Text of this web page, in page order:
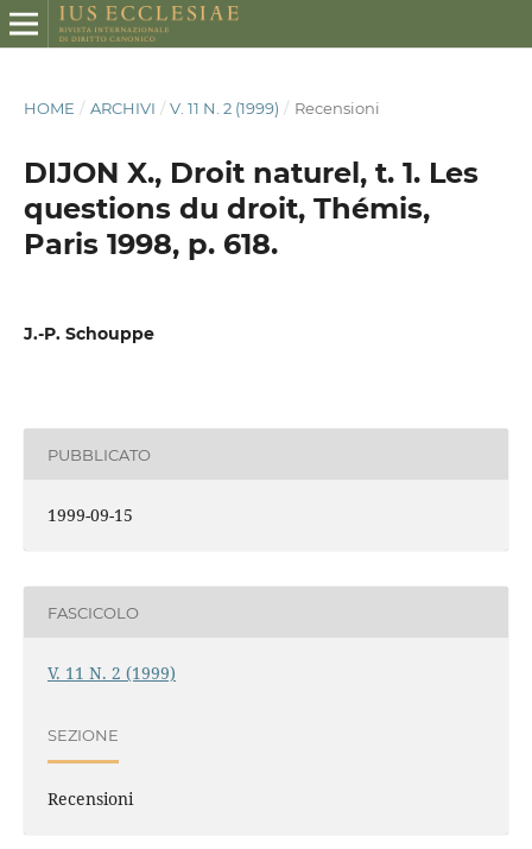
HOME / ARCHIVI / V. 11 N. 2 (1999) / Recensioni
DIJON X., Droit naturel, t. 1. Les
questions du droit, Thémis,
Paris 1998, p. 618.
J.-P. Schouppe
PUBBLICATO
1999-09-15
FASCICOLO
V. 11 N. 2 (1999)
SEZIONE
Recensioni